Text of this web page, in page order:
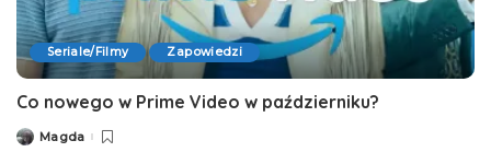
Seriale/Filmy Zapowiedzi
Co nowego w Prime Video w październiku?
PostedMagda